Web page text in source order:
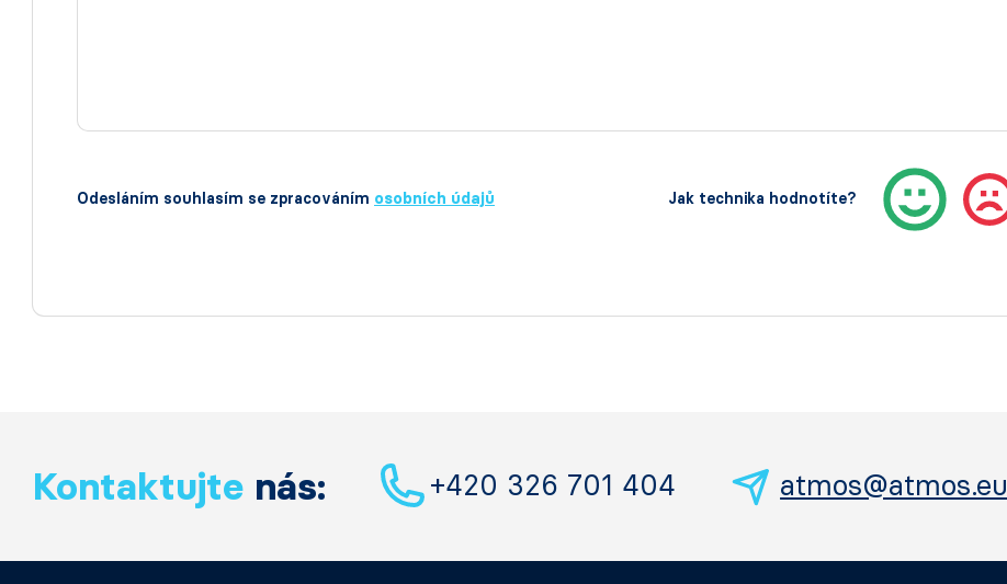
Odesláním souhlasím se zpracováním osobních údajů Jak technika hodnotíte?
Kontaktujte nás: +420 326 701 404 atmos@atmos.eu